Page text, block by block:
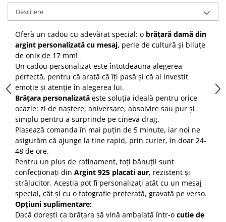
Descriere
Oferă un cadou cu adevărat special: o brățară damă din
argint personalizată cu mesaj, perle de cultură și biluțe
de onix de 17 mm!
Un cadou personalizat este întotdeauna alegerea
perfectă, pentru că arată că îți pasă și că ai investit
emoție și atenție în alegerea lui.
Brățara personalizată este soluția ideală pentru orice
ocazie: zi de naștere, aniversare, absolvire sau pur și
simplu pentru a surprinde pe cineva drag.
Plasează comanda în mai puțin de 5 minute, iar noi ne
asigurăm că ajunge la tine rapid, prin curier, în doar 24-
48 de ore.
Pentru un plus de rafinament, toți bănuții sunt
confecționați din Argint 925 placati aur, rezistent și
strălucitor. Aceștia pot fi personalizați atât cu un mesaj
special, cât și cu o fotografie preferată, gravată pe verso.
Opțiuni suplimentare:
Dacă dorești ca brățara să vină ambalată într-o cutie de